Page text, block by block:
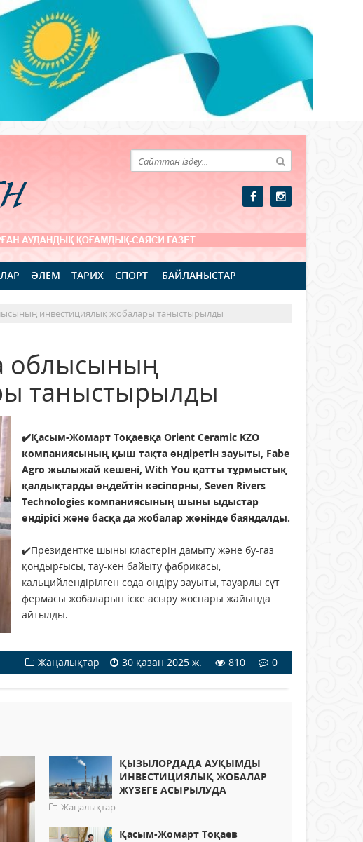
ӘЛЕМ ТАРИХ СПОРТ БАЙЛАНЫСТАР
инвестициялық жобалары таныстырылды
облысының
таныстырылды
✔️Қасым-Жомарт Тоқаевқа Orient Ceramic KZO
компаниясының қыш тақта өндіретін зауыты, Fabe
Agro жылыжай кешені, With You қатты тұрмыстық
қалдықтарды өңдейтін кәсіпорны, Seven Rivers
Technologies компаниясының шыны ыдыстар
өндірісі және басқа да жобалар жөнінде баяндалды.
✔️Президентке шыны кластерін дамыту және бу-газ
қондырғысы, тау-кен байыту фабрикасы,
кальцийлендірілген сода өндіру зауыты, тауарлы сүт
фермасы жобаларын іске асыру жоспары жайында
айтылды.
Жаңалықтар 30 қазан 2025 ж. 810 0
ҚЫЗЫЛОРДАДА АУҚЫМДЫ
ИНВЕСТИЦИЯЛЫҚ ЖОБАЛАР
ЖҮЗЕГЕ АСЫРЫЛУДА
Жаңалықтар
Қасым-Жомарт Тоқаев